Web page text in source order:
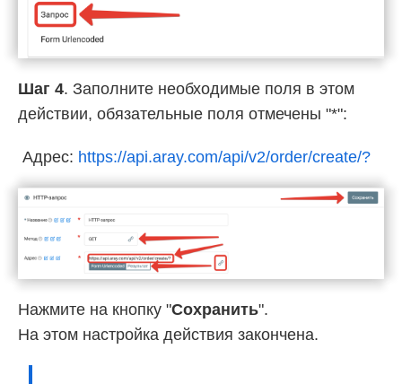
Шаг 4. Заполните необходимые поля в этом
действии, обязательные поля отмечены "*":
Адрес: https://api.aray.com/api/v2/order/create/?
Нажмите на кнопку "Сохранить".
На этом настройка действия закончена.